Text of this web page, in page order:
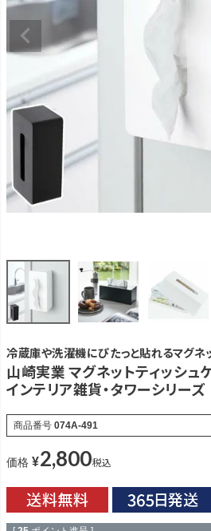
冷蔵庫や洗濯機にぴたっと貼れるマグネ
山崎実業 マグネットティッシュ
インテリア雑貨・タワーシリーズ
商品番号 074A-491
価格 ¥2,800税込